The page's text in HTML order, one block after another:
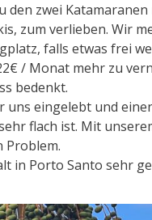
den zwei
zum verlieben. Wir
falls etwas frei
/ Monat mehr zu
bedenkt.
uns eingelebt und
flach ist. Mit
Problem.
in Porto Santo sehr